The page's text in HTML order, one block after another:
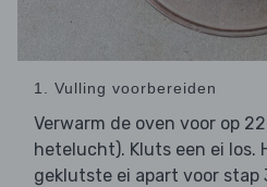
1. Vulling voorbereiden
Verwarm de oven voor op
hetelucht). Kluts een ei los.
geklutste ei apart voor stap